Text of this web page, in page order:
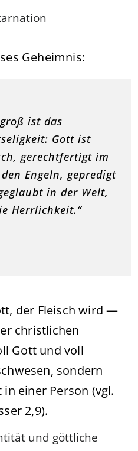
Geheimnis:
ist das
Gott ist
gerechtfertigt im
Engeln, gepredigt
in der Welt,
Herrlichkeit.“
der Fleisch wird —
christlichen
Gott und voll
sondern
einer Person (vgl.
2,9).
und göttliche